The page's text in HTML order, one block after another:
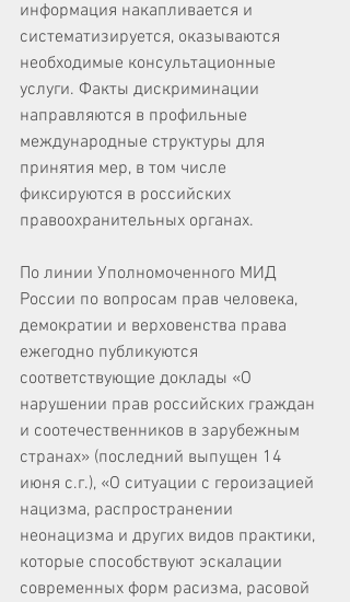
информация накапливается и
систематизируется, оказываются
необходимые консультационные
услуги. Факты дискриминации
направляются в профильные
международные структуры для
принятия мер, в том числе
фиксируются в российских
правоохранительных органах.
По линии Уполномоченного МИД
России по вопросам прав человека,
демократии и верховенства права
ежегодно публикуются
соответствующие доклады «О
нарушении прав российских граждан
и соотечественников в зарубежным
странах» (последний выпущен 14
июня с.г.), «О ситуации с героизацией
нацизма, распространении
неонацизма и других видов практики,
которые способствуют эскалации
современных форм расизма, расовой